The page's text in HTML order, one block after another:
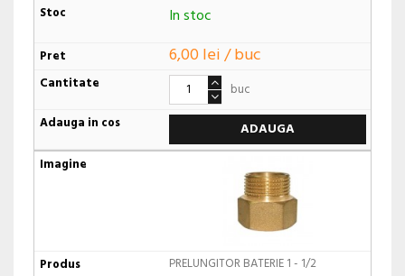
In stoc
6,00 lei / buc
buc
ADAUGA
PRELUNGITOR BATERIE 1 - 1/2